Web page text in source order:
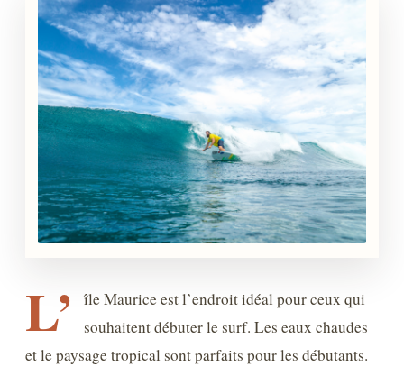
L’
île Maurice est l’endroit idéal pour ceux qui
souhaitent débuter le surf. Les eaux chaudes
et le paysage tropical sont parfaits pour les débutants.